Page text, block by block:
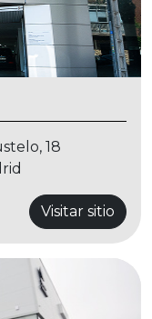
18
Visitar sitio